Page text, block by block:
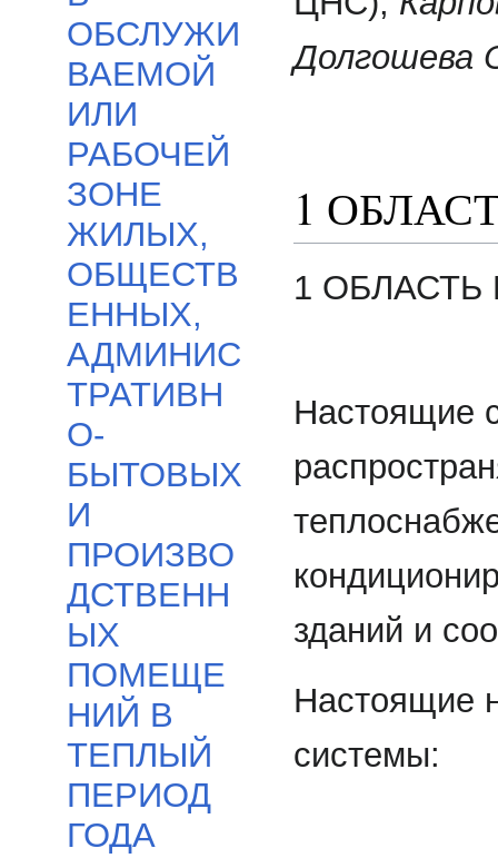
ОБСЛУЖИ
ВАЕМОЙ
ИЛИ
РАБОЧЕЙ
ЗОНЕ
ЖИЛЫХ,
ОБЩЕСТВ
ЕННЫХ,
АДМИНИС
ТРАТИВН
О-
БЫТОВЫХ
И
ПРОИЗВО
ДСТВЕНН
ЫХ
ПОМЕЩЕ
НИЙ В
ТЕПЛЫЙ
ПЕРИОД
ГОДА
Долгошева
1
1
Настоящие
зданий и
Настоящие
системы: